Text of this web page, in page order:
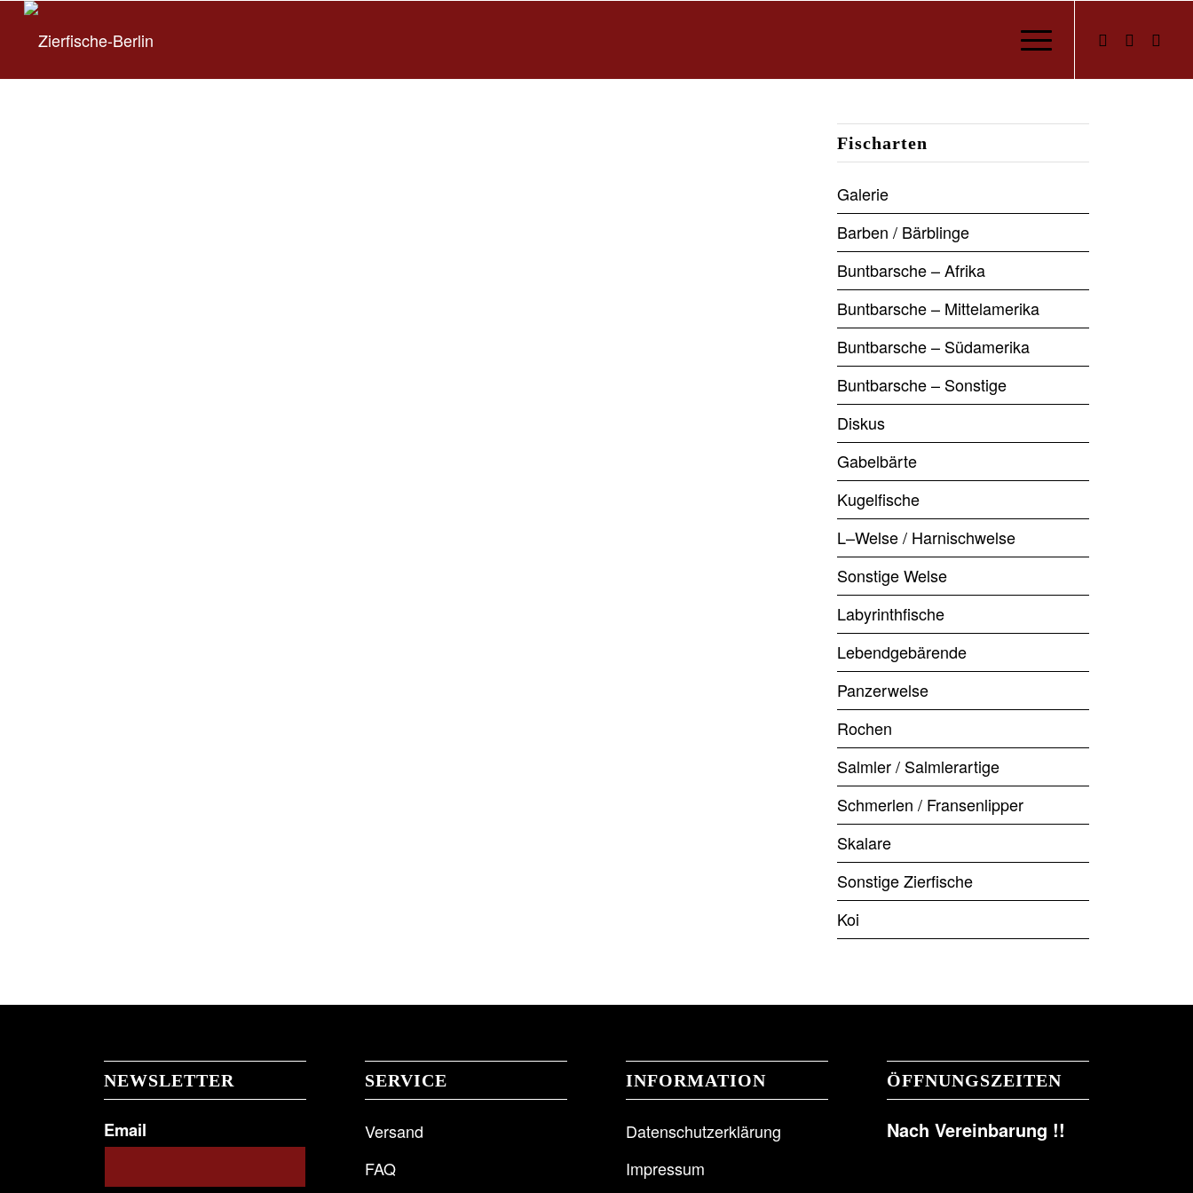
Fischarten
Galerie
Barben / Bärblinge
Buntbarsche – Afrika
Buntbarsche – Mittelamerika
Buntbarsche – Südamerika
Buntbarsche – Sonstige
Diskus
Gabelbärte
Kugelfische
L–Welse / Harnischwelse
Sonstige Welse
Labyrinthfische
Lebendgebärende
Panzerwelse
Rochen
Salmler / Salmlerartige
Schmerlen / Fransenlipper
Skalare
Sonstige Zierfische
Koi
NEWSLETTER
Email
SERVICE
Versand
FAQ
INFORMATION
Datenschutzerklärung
Impressum
ÖFFNUNGSZEITEN
Nach Vereinbarung !!